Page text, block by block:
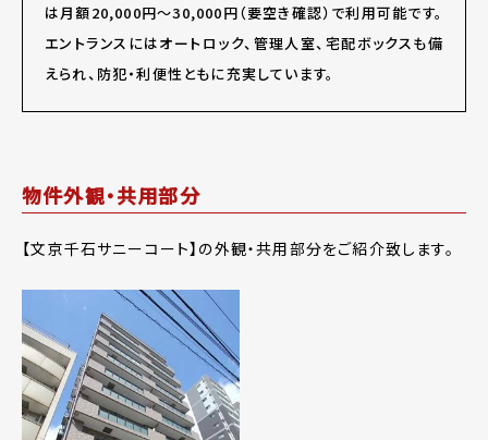
は月額20,000円～30,000円（要空き確認）で利用可能です。
エントランスにはオートロック、管理人室、宅配ボックスも備
えられ、防犯・利便性ともに充実しています。
物件外観・共用部分
【文京千石サニーコート】の外観・共用部分をご紹介致します。